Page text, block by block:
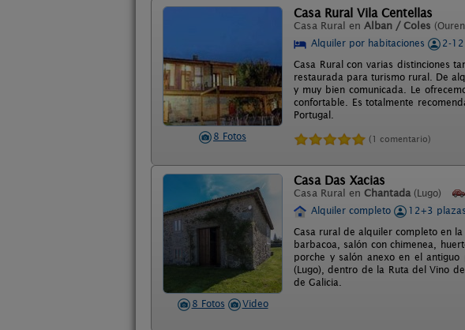
8 Fotos
Casa Rural Vila Centellas
Casa Rural en Alban / Coles
Alquiler por habitaciones
2-
Casa Rural con varias distinciones
restaurada para turismo rural. De
y muy bien comunicada. Le
confortable. Es totalmente
Portugal.
(1 comentario)
8 Fotos Video
Casa Das Xacias
Casa Rural en Chantada (Lugo)
Alquiler completo
12+3 plazas
Casa rural de alquiler completo en
barbacoa, salón con chimenea,
porche y salón anexo en el
(Lugo), dentro de la Ruta del Vino
de Galicia.